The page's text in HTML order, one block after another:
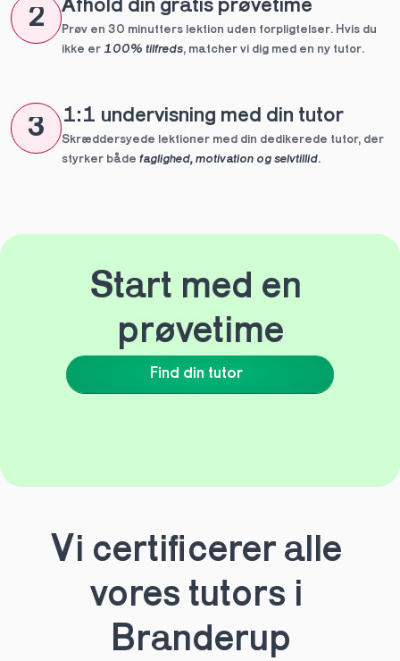
2 Afhold din gratis prøvetime
Prøv en 30 minutters lektion uden forpligtelser. Hvis du
ikke er 100% tilfreds, matcher vi dig med en ny tutor.
3 1:1 undervisning med din tutor
Skræddersyede lektioner med din dedikerede tutor, der
styrker både faglighed, motivation og selvtillid.
Find din tutor
Start med en
prøvetime
Vi certificerer alle
vores tutors i
Branderup